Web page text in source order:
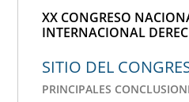
XX CONGRESO
INTERNACIONAL
SITIO DEL
PRINCIPALES